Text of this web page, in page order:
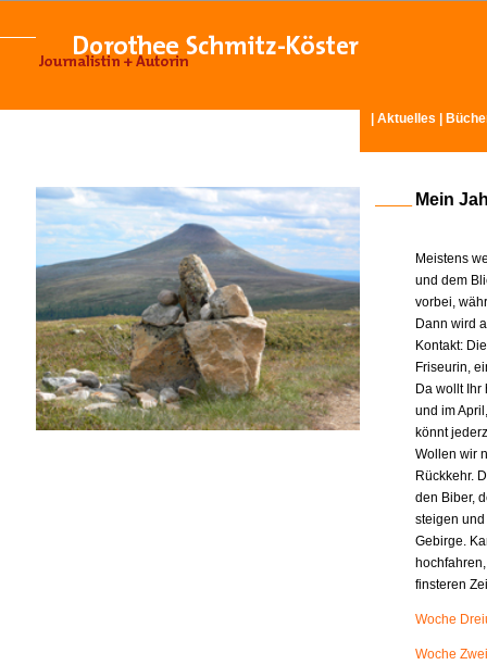
Aktuelles
Mein
Meistens
und dem
vorbei,
Dann wird
Kontakt:
Friseurin,
Da wollt
und im
könnt
Wollen wir
Rückkehr.
den Biber,
steigen
Gebirge.
finsteren
Woche
Woche